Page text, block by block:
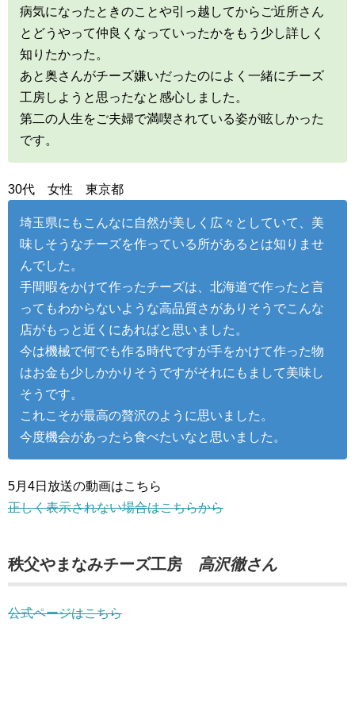
病気になったときのことや引っ越してからご近所さん
とどうやって仲良くなっていったかをもう少し詳しく
知りたかった。
あと奥さんがチーズ嫌いだったのによく一緒にチーズ
工房しようと思ったなと感心しました。
第二の人生をご夫婦で満喫されている姿が眩しかった
です。
30代 女性 東京都
埼玉県にもこんなに自然が美しく広々としていて、美
味しそうなチーズを作っている所があるとは知りませ
んでした。
手間暇をかけて作ったチーズは、北海道で作ったと言
ってもわからないような高品質さがありそうでこんな
店がもっと近くにあればと思いました。
今は機械で何でも作る時代ですが手をかけて作った物
はお金も少しかかりそうですがそれにもまして美味し
そうです。
これこそが最高の贅沢のように思いました。
今度機会があったら食べたいなと思いました。
5月4日放送の動画はこちら
正しく表示されない場合はこちらから
秩父やまなみチーズ工房 高沢徹さん
公式ページはこちら